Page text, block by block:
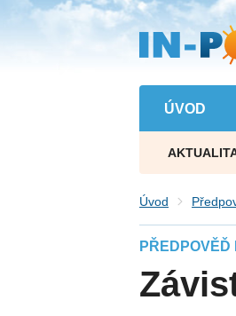
na
hlavní
obsah
ÚVOD
Úvod
PŘEDPOVĚĎ